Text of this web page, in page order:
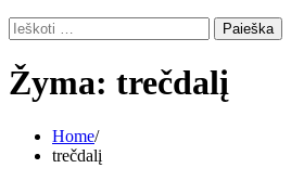
Ieškoti:
Žyma: trečdalį
Home
trečdalį